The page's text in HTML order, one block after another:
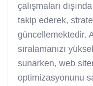
çalışmaları
takip ederek,
güncellemektedir.
sıralamanızı
sunarken, web
optimizasyonunu